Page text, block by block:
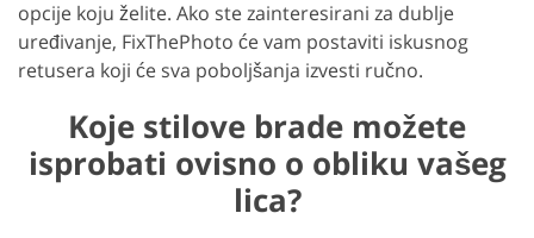
opcije koju želite. Ako ste zainteresirani za dublje
uređivanje, FixThePhoto će vam postaviti iskusnog
retusera koji će sva poboljšanja izvesti ručno.
Koje stilove brade možete
isprobati ovisno o obliku vašeg
lica?